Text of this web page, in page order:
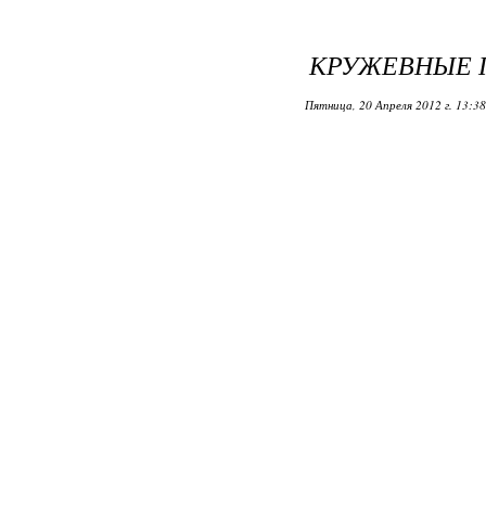
КРУЖЕВНЫЕ
Пятница, 20 Апреля 2012 г.